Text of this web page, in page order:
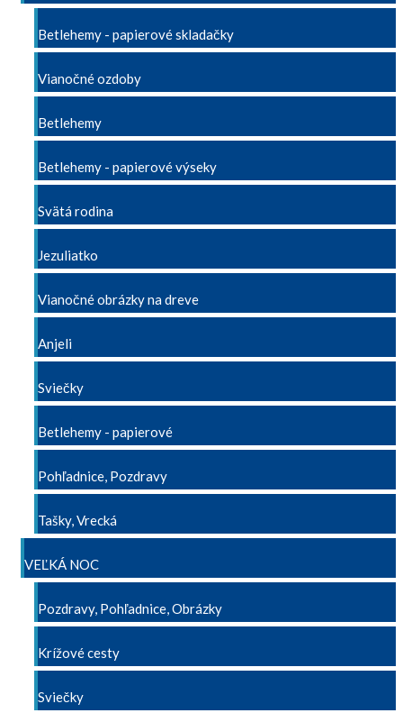
Betlehemy - papierové skladačky
Vianočné ozdoby
Betlehemy
Betlehemy - papierové výseky
Svätá rodina
Jezuliatko
Vianočné obrázky na dreve
Anjeli
Sviečky
Betlehemy - papierové
Pohľadnice, Pozdravy
Tašky, Vrecká
VEĽKÁ NOC
Pozdravy, Pohľadnice, Obrázky
Krížové cesty
Sviečky